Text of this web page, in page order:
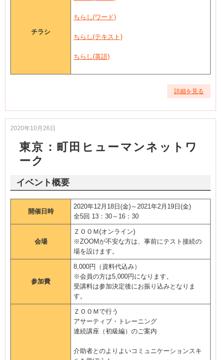
チラシ
ちらし(ワード)
ちらし(テキスト)
ちらし(英語)
詳細を見る
2020年10月26日
東京：町田ヒューマンネットワ
ーク
イベント概要
開催日時
2020年12月18日(金)～2021年2月19日(金)
全5回 13：30～16：30
会場
ＺＯＯＭ(オンライン)
※ZOOMが不安な方は、事前にテスト接続の
場を設けます。
参加費
8,000円（資料代込み）
※会員の方は5,000円になります。
受講料は参加決定後にお振り込みとなりま
す。
ＺＯＯＭで行う
アサーティブ・トレーニング
連続講座（初級編）のご案内
介助者とのよりよいコミュニケーションスキ